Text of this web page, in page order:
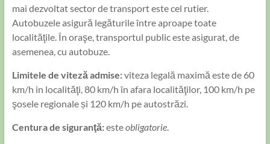
mai dezvoltat sector de transport este cel rutier.
Autobuzele asigură legăturile între aproape toate
localităţile. În oraşe, transportul public este asigurat, de
asemenea, cu autobuze.
Limitele de viteză admise:viteza legală maximă este de 60
km/h in localităţi, 80 km/h în afara localităţilor, 100 km/h pe
şosele regionale și 120 km/h pe autostrăzi.
Centura de siguranţă:esteobligatorie.